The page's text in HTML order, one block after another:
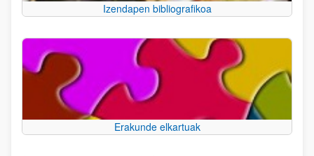
Izendapen bibliografikoa
Erakunde elkartuak